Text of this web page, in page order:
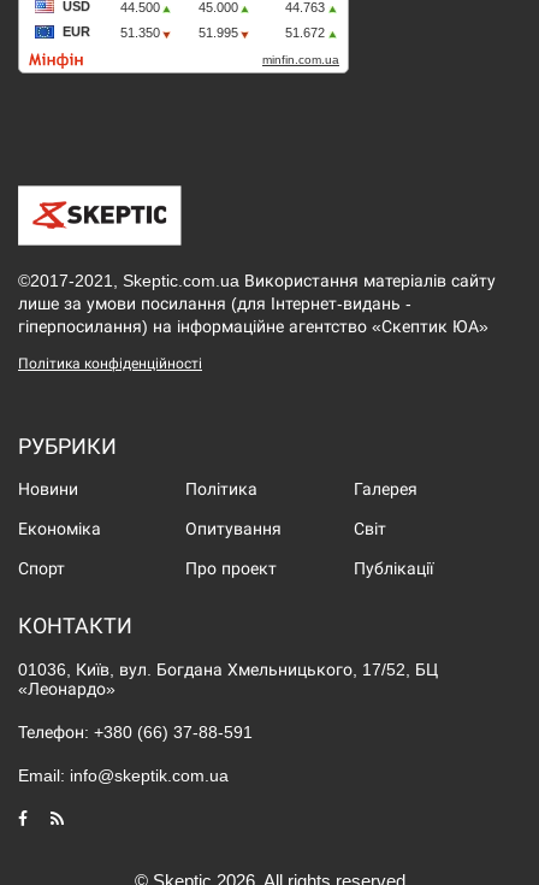
©2017-2021, Skeptic.com.ua Використання матеріалів сайту
лише за умови посилання (для Інтернет-видань -
гіперпосилання) на інформаційне агентство «Скептик ЮА»
Політика конфіденційності
РУБРИКИ
Новини Політика Галерея
Економіка Опитування Світ
Спорт Про проект Публікації
КОНТАКТИ
01036, Київ, вул. Богдана Хмельницького, 17/52, БЦ
«Леонардо»
Телефон: +380 (66) 37-88-591
Email: info@skeptik.com.ua
© Skeptic 2026. All rights reserved